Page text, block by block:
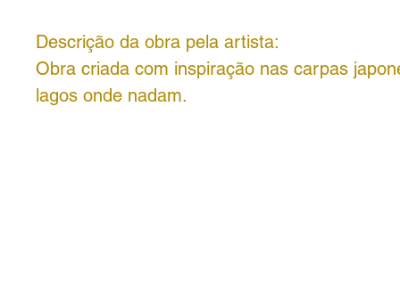
Descrição da obra pela artista:
Obra criada com inspiração nas carpas
lagos onde nadam.